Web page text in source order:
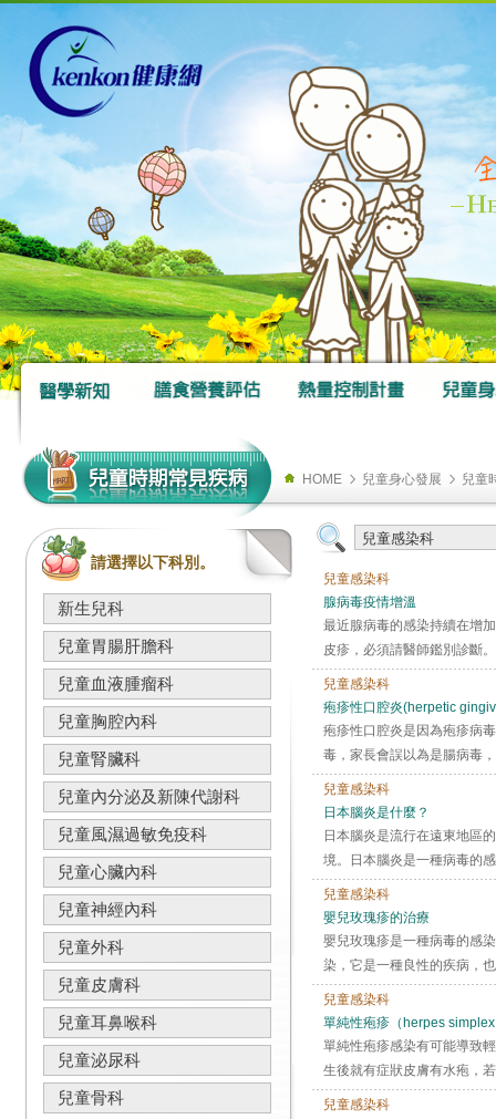
HOME 兒童身心發展 兒童
請選擇以下科別。
新生兒科
兒童胃腸肝膽科
兒童血液腫瘤科
兒童胸腔內科
兒童腎臟科
兒童內分泌及新陳代謝科
兒童風濕過敏免疫科
兒童心臟內科
兒童神經內科
兒童外科
兒童皮膚科
兒童耳鼻喉科
兒童泌尿科
兒童骨科
兒童感染科
腺病毒疫情增溫
最近腺病毒的感染持續在增
皮疹，必須請醫師鑑別診斷
兒童感染科
疱疹性口腔炎(herpetic
疱疹性口腔炎是因為疱疹病
毒，家長會誤以為是腸病毒
兒童感染科
日本腦炎是什麼？
日本腦炎是流行在遠東地區
境。日本腦炎是一種病毒的
兒童感染科
嬰兒玫瑰疹的治療
嬰兒玫瑰疹是一種病毒的感
染，它是一種良性的疾病，
兒童感染科
單純性疱疹（herpes
單純性疱疹感染有可能導致
生後就有症狀皮膚有水疱，
兒童感染科